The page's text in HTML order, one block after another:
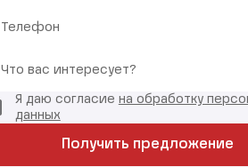
Телефон
Что вас интересует?
Я даю согласие на обработку
данных
Получить предложение